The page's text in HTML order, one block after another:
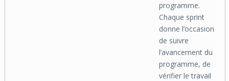
programme.
Chaque sprint
donne l’occasion
de suivre
l’avancement du
programme, de
vérifier le travail